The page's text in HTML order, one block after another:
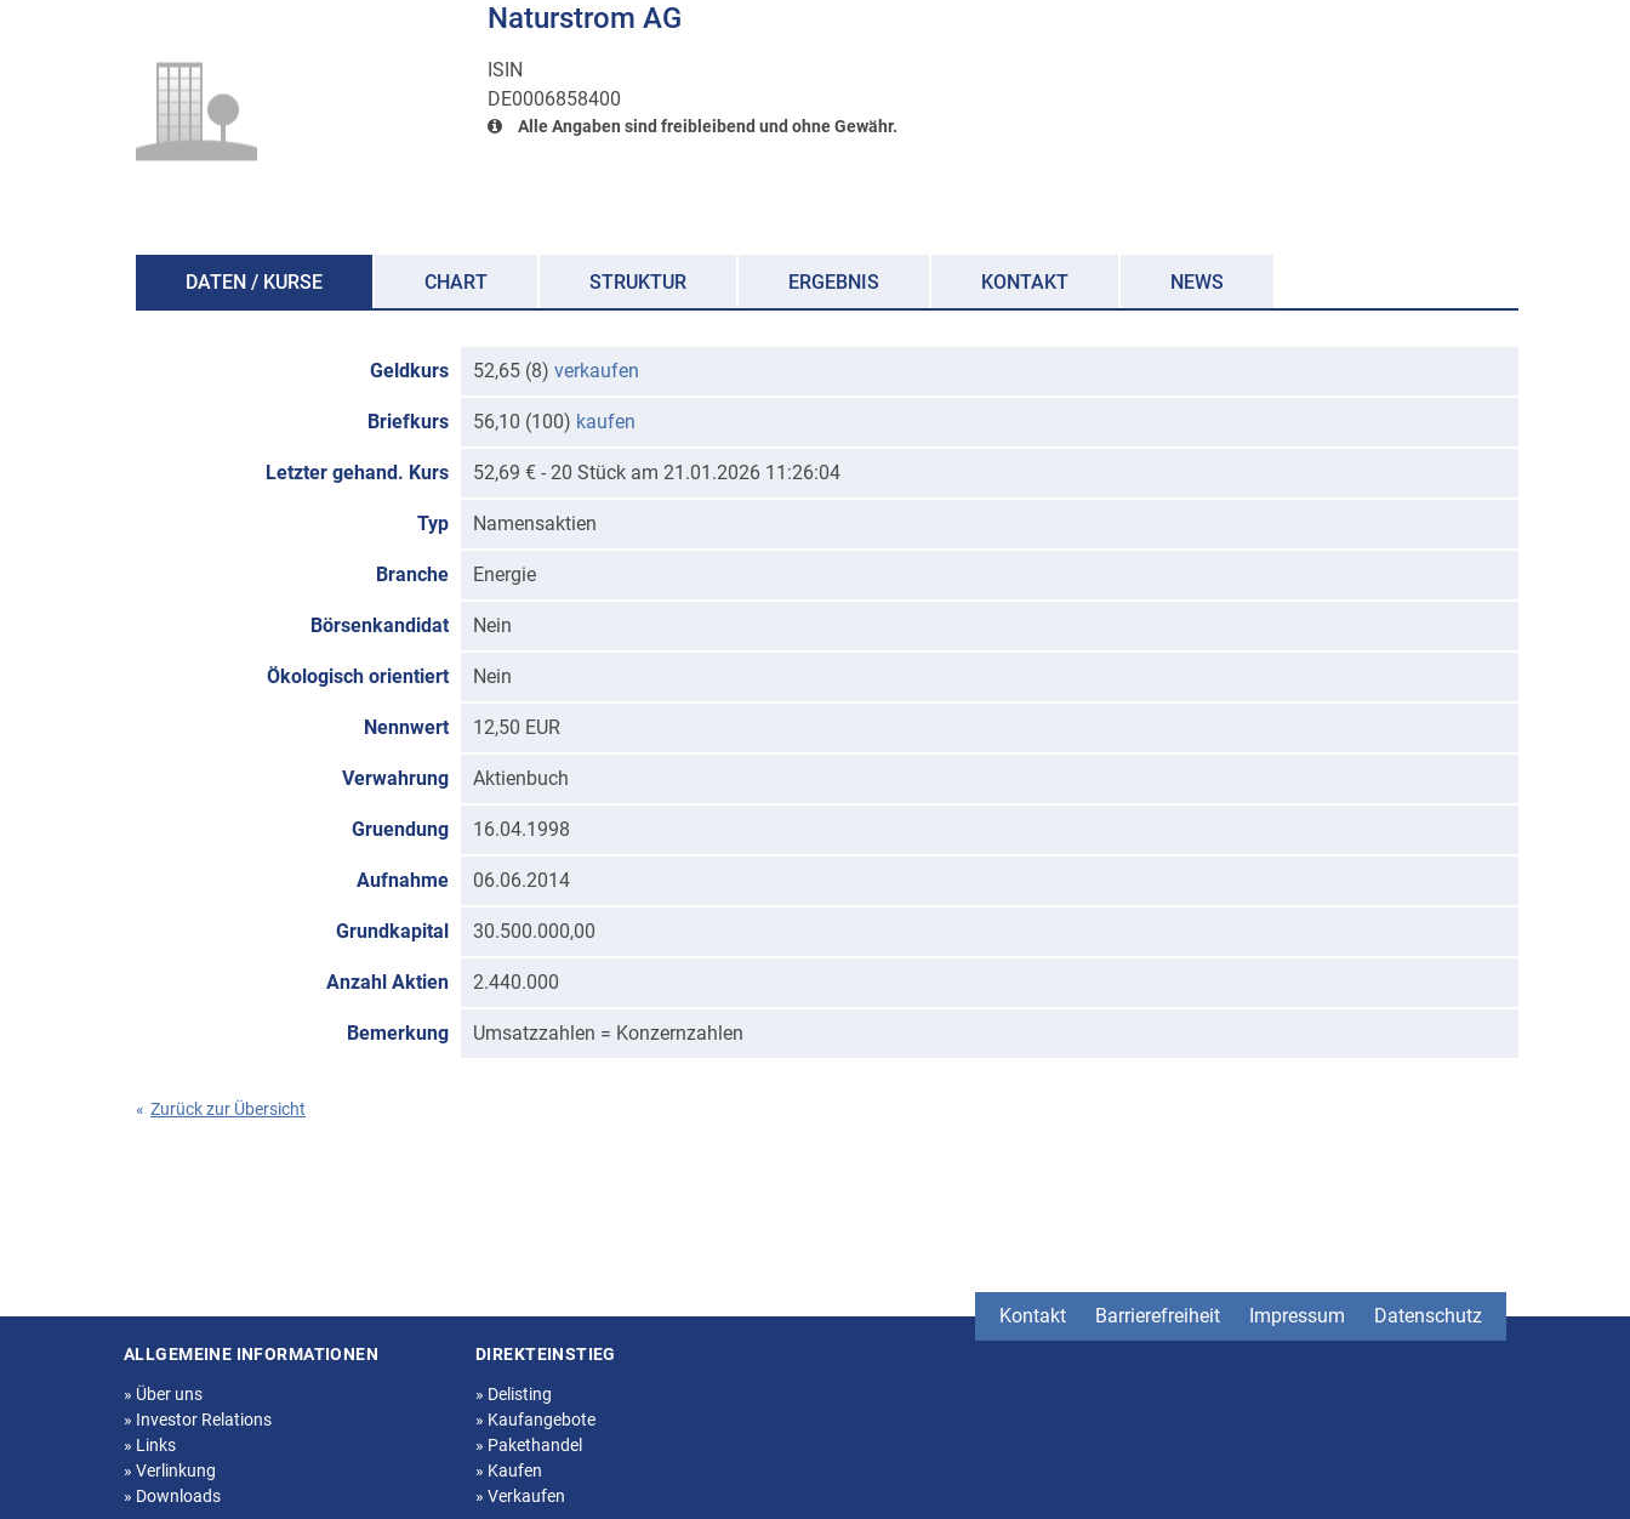
Naturstrom AG
ISIN
DE0006858400
Alle Angaben sind freibleibend und ohne Gewähr.
DATEN / KURSE CHART STRUKTUR ERGEBNIS KONTAKT NEWS
Geldkurs 52,65 (8) verkaufen
Briefkurs 56,10 (100) kaufen
Letzter gehand. Kurs 52,69 € - 20 Stück am 21.01.2026 11:26:04
Typ Namensaktien
Branche Energie
Börsenkandidat Nein
Ökologisch orientiert Nein
Nennwert 12,50 EUR
Verwahrung Aktienbuch
Gruendung 16.04.1998
Aufnahme 06.06.2014
Grundkapital 30.500.000,00
Anzahl Aktien 2.440.000
Bemerkung Umsatzzahlen = Konzernzahlen
« Zurück zur Übersicht
Kontakt Barrierefreiheit Impressum Datenschutz
Seitenstruktur
ALLGEMEINE INFORMATIONEN
» Über uns
» Investor Relations
» Links
» Verlinkung
» Downloads
DIREKTEINSTIEG
» Delisting
» Kaufangebote
» Pakethandel
» Kaufen
» Verkaufen